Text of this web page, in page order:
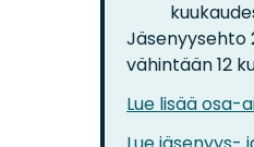
Jäsenyysehto
vähintään 12
Lue lisää osa-